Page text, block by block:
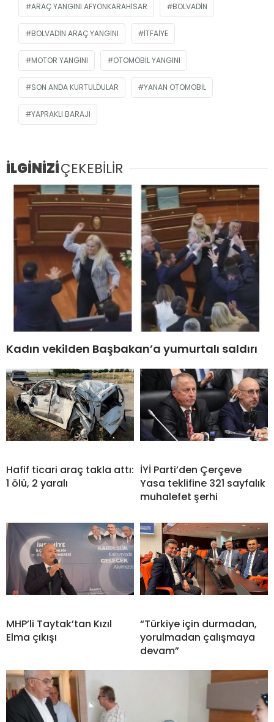
ARAÇ YANGINI AFYONKARAHISAR BOLVADIN
BOLVADIN ARAÇ YANGINI ITFAIYE
MOTOR YANGINI OTOMOBIL YANGINI
SON ANDA KURTULDULAR YANAN OTOMOBIL
YAPRAKLI BARAJI
İLGİNİZİÇEKEBİLİR
Kadın vekilden Başbakan’a yumurtalı saldırı
Hafif ticari araç takla attı:
1 ölü, 2 yaralı
İYİ Parti’den Çerçeve
Yasa teklifine 321 sayfalık
muhalefet şerhi
MHP’li Taytak’tan Kızıl
Elma çıkışı
“Türkiye için durmadan,
yorulmadan çalışmaya
devam”